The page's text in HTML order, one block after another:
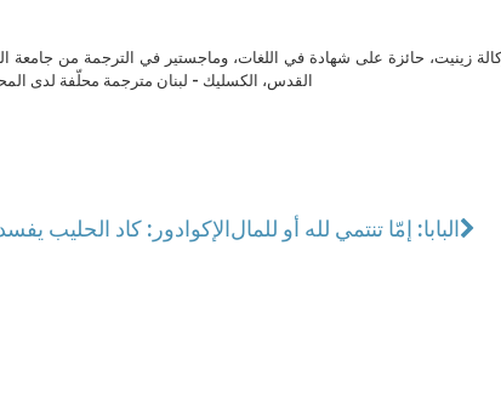
زينيت، حائزة على شهادة في اللغات، وماجستير في الترجمة من جامعة
القدس، الكسليك - لبنان مترجمة محلّفة لدى
الإكوادور: كاد الحليبالبابا: إمّا تنتمي لله أو للمال